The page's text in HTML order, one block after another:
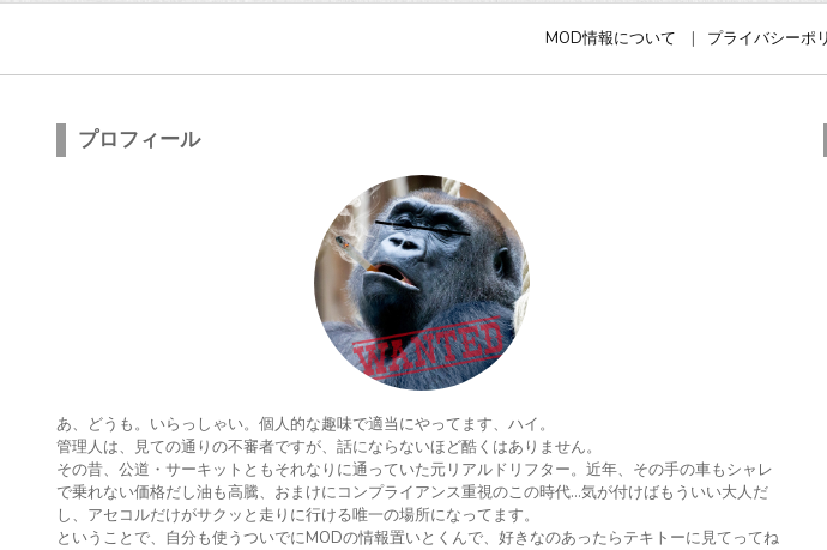
MOD情報について プライバシーポ
プロフィール
あ、どうも。いらっしゃい。個人的な趣味で適当にやってます、ハイ。
管理人は、見ての通りの不審者ですが、話にならないほど酷くはありません。
その昔、公道・サーキットともそれなりに通っていた元リアルドリフター。近年、その手の車もシャレ
で乗れない価格だし油も高騰、おまけにコンプライアンス重視のこの時代…気が付けばもういい大人だ
し、アセコルだけがサクッと走りに行ける唯一の場所になってます。
ということで、自分も使うついでにMODの情報置いとくんで、好きなのあったらテキトーに見てってね